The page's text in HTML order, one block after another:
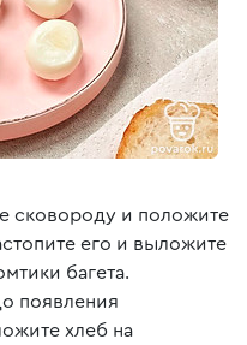
сковороду и положите
его и выложите
багета.
появления
хлеб на